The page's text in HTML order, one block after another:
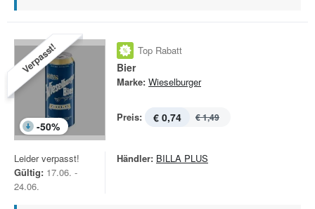
Verpasst!
-50%
Top Rabatt
Bier
Marke: Wieselburger
Preis: € 0,74 € 1,49
Leider verpasst!
Gültig: 17.06. -
24.06.
Händler: BILLA PLUS